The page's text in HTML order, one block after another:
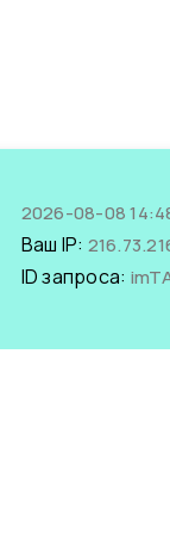
2026-08-08
Ваш IP:
ID запроса: